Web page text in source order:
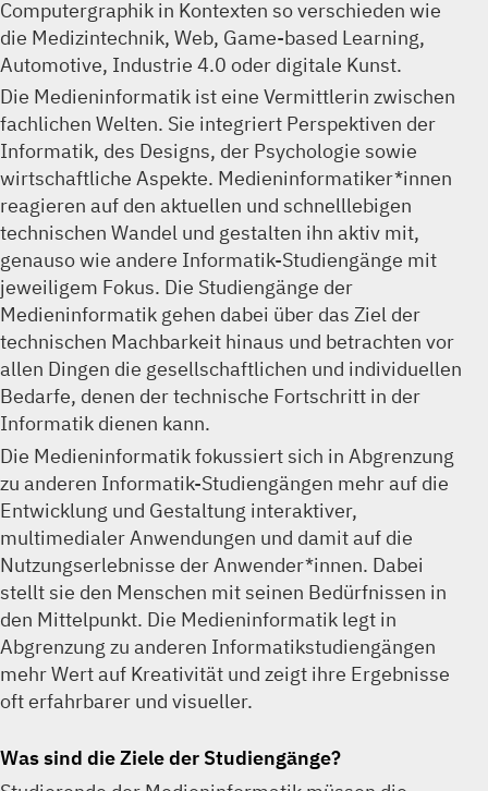
Computergraphik in Kontexten so verschieden wie
die Medizintechnik, Web, Game-based Learning,
Automotive, Industrie 4.0 oder digitale Kunst.
Die Medieninformatik ist eine Vermittlerin zwischen
fachlichen Welten. Sie integriert Perspektiven der
Informatik, des Designs, der Psychologie sowie
wirtschaftliche Aspekte. Medieninformatiker*innen
reagieren auf den aktuellen und schnelllebigen
technischen Wandel und gestalten ihn aktiv mit,
genauso wie andere Informatik-Studiengänge mit
jeweiligem Fokus. Die Studiengänge der
Medieninformatik gehen dabei über das Ziel der
technischen Machbarkeit hinaus und betrachten vor
allen Dingen die gesellschaftlichen und individuellen
Bedarfe, denen der technische Fortschritt in der
Informatik dienen kann.
Die Medieninformatik fokussiert sich in Abgrenzung
zu anderen Informatik-Studiengängen mehr auf die
Entwicklung und Gestaltung interaktiver,
multimedialer Anwendungen und damit auf die
Nutzungserlebnisse der Anwender*innen. Dabei
stellt sie den Menschen mit seinen Bedürfnissen in
den Mittelpunkt. Die Medieninformatik legt in
Abgrenzung zu anderen Informatikstudiengängen
mehr Wert auf Kreativität und zeigt ihre Ergebnisse
oft erfahrbarer und visueller.
Was sind die Ziele der Studiengänge?